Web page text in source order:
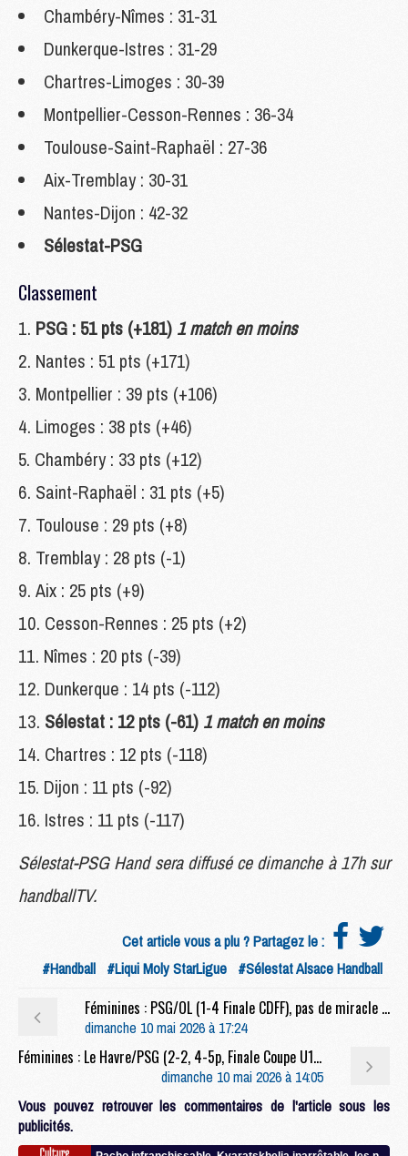
Chambéry-Nîmes : 31-31
Dunkerque-Istres : 31-29
Chartres-Limoges : 30-39
Montpellier-Cesson-Rennes : 36-34
Toulouse-Saint-Raphaël : 27-36
Aix-Tremblay : 30-31
Nantes-Dijon : 42-32
Sélestat-PSG
Classement
PSG : 51 pts (+181) 1 match en moins
Nantes : 51 pts (+171)
Montpellier : 39 pts (+106)
Limoges : 38 pts (+46)
Chambéry : 33 pts (+12)
Saint-Raphaël : 31 pts (+5)
Toulouse : 29 pts (+8)
Tremblay : 28 pts (-1)
Aix : 25 pts (+9)
Cesson-Rennes : 25 pts (+2)
Nîmes : 20 pts (-39)
Dunkerque : 14 pts (-112)
Sélestat : 12 pts (-61) 1 match en moins
Chartres : 12 pts (-118)
Dijon : 11 pts (-92)
Istres : 11 pts (-117)
Sélestat-PSG Hand sera diffusé ce dimanche à 17h sur
handballTV.
Cet article vous a plu ? Partagez le :
#Handball #Liqui Moly StarLigue #Sélestat Alsace Handball
Féminines : PSG/OL (1-4 Finale CDFF), pas de miracle pour les Parisiennes
dimanche 10 mai 2026 à 17:24
Féminines : Le Havre/PSG (2-2, 4-5p, Finale Coupe U18F), Les Parisiennes soulèvent la première Coupe Nike U18
dimanche 10 mai 2026 à 14:05
Vous pouvez retrouver les commentaires de l'article sous les
publicités.